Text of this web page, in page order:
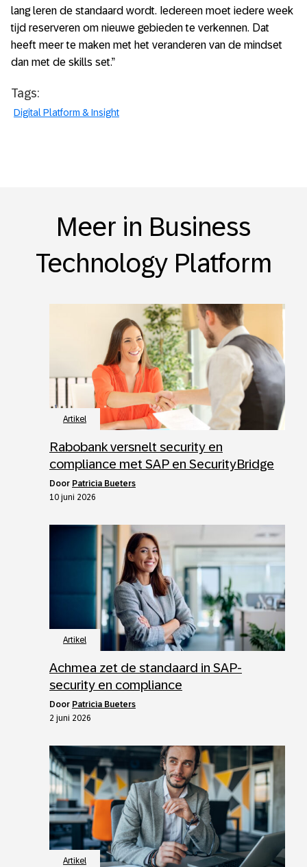
lang leren de standaard wordt. Iedereen moet iedere week
tijd reserveren om nieuwe gebieden te verkennen. Dat
heeft meer te maken met het veranderen van de mindset
dan met de skills set.”
Tags:
Digital Platform & Insight
Meer in Business
Technology Platform
Artikel
Rabobank versnelt security en
compliance met SAP en SecurityBridge
door Patricia Bueters
10 juni 2026
Artikel
Achmea zet de standaard in SAP-
security en compliance
door Patricia Bueters
2 juni 2026
Artikel